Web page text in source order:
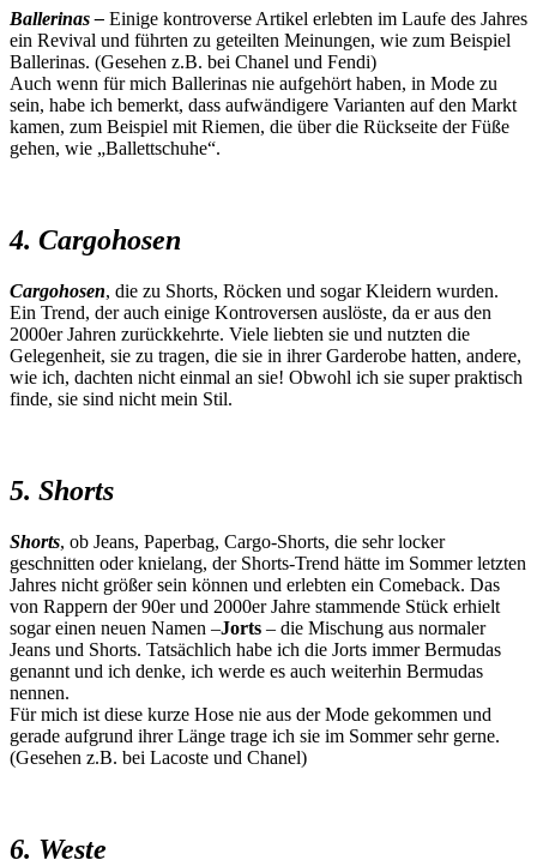
Ballerinas – Einige kontroverse Artikel erlebten im Laufe des Jahres
ein Revival und führten zu geteilten Meinungen, wie zum Beispiel
Ballerinas. (Gesehen z.B. bei Chanel und Fendi)
Auch wenn für mich Ballerinas nie aufgehört haben, in Mode zu
sein, habe ich bemerkt, dass aufwändigere Varianten auf den Markt
kamen, zum Beispiel mit Riemen, die über die Rückseite der Füße
gehen, wie „Ballettschuhe“.
4. Cargohosen
Cargohosen, die zu Shorts, Röcken und sogar Kleidern wurden.
Ein Trend, der auch einige Kontroversen auslöste, da er aus den
2000er Jahren zurückkehrte. Viele liebten sie und nutzten die
Gelegenheit, sie zu tragen, die sie in ihrer Garderobe hatten, andere,
wie ich, dachten nicht einmal an sie! Obwohl ich sie super praktisch
finde, sie sind nicht mein Stil.
5. Shorts
Shorts, ob Jeans, Paperbag, Cargo-Shorts, die sehr locker
geschnitten oder knielang, der Shorts-Trend hätte im Sommer letzten
Jahres nicht größer sein können und erlebten ein Comeback. Das
von Rappern der 90er und 2000er Jahre stammende Stück erhielt
sogar einen neuen Namen –Jorts – die Mischung aus normaler
Jeans und Shorts. Tatsächlich habe ich die Jorts immer Bermudas
genannt und ich denke, ich werde es auch weiterhin Bermudas
nennen.
Für mich ist diese kurze Hose nie aus der Mode gekommen und
gerade aufgrund ihrer Länge trage ich sie im Sommer sehr gerne.
(Gesehen z.B. bei Lacoste und Chanel)
6. Weste